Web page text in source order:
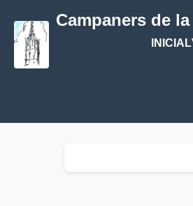
Campaners de
INICIAL